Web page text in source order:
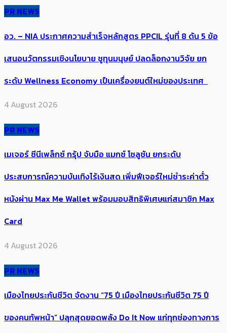
PR NEWS
อว. – NIA ประกาศความสำเร็จหลักสูตร PPCIL รุ่นที่ 8 ดัน 5 ข้อ
เสนอนวัตกรรมเชิงนโยบาย ชูทุนมนุษย์ ปลดล็อกงานวิจัย ยก
ระดับ Wellness Economy เป็นเครื่องยนต์ใหม่ของประเทศ
4 August 2026
PR NEWS
เมเจอร์ ซีนีเพล็กซ์ กรุ้ป จับมือ แมกซ์ โซลูชัน ยกระดับ
ประสบการณ์ความบันเทิงไร้เงินสด เพิ่มฟีเจอร์ใหม่ชำระค่าตั๋ว
หนังผ่าน Max Me Wallet พร้อมมอบสิทธิพิเศษแก่สมาชิก Max
Card
4 August 2026
PR NEWS
เมืองไทยประกันชีวิต จัดงาน “75 ปี เมืองไทยประกันชีวิต 75 ปี
ของคนทัพหน้า” ปลุกสุดยอดพลัง Do It Now แก่ทุกช่องทางการ